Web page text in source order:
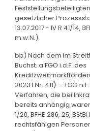
gesetzlicher
13.07.2017 - IV R 41/14,
m.w.N.).
bb) Nach dem im
Buchst. a FGO i.d.F. des
2023 I Nr. 411) --FGO
Verfahren, die bei
bereits anhängig
1/20, BFHE 286, 25,
rechtsfähigen